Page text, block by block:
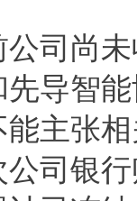
司尚
导智
主张
司银